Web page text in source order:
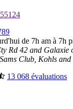
de 7h am à 7h
Rd 42 and Galaxie
Club, Kohls
13 068 évaluations